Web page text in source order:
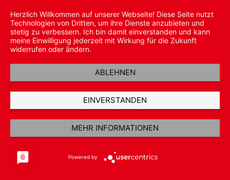
Herzlich Willkommen auf unserer Webseite! Diese Seite nutzt
Technologien von Dritten, um ihre Dienste anzubieten und
stetig zu verbessern. Ich bin damit einverstanden und kann
meine Einwilligung jederzeit mit Wirkung für die Zukunft
widerrufen oder ändern.
ABLEHNEN
EINVERSTANDEN
MEHR INFORMATIONEN
Powered by